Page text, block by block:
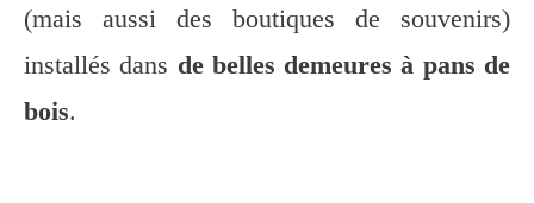
(mais aussi des boutiques de souvenirs)
installés dans de belles demeures à pans de
bois.